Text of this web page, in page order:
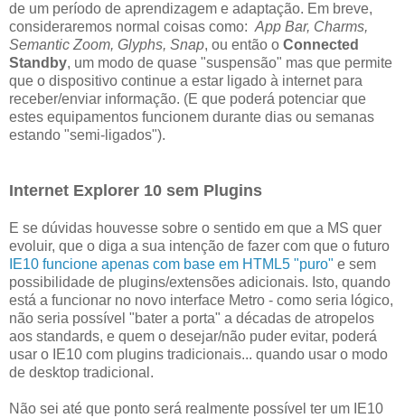
de um período de aprendizagem e adaptação. Em breve,
consideraremos normal coisas como: App Bar, Charms,
Semantic Zoom, Glyphs, Snap, ou então o Connected
Standby, um modo de quase "suspensão" mas que permite
que o dispositivo continue a estar ligado à internet para
receber/enviar informação. (E que poderá potenciar que
estes equipamentos funcionem durante dias ou semanas
estando "semi-ligados").
Internet Explorer 10 sem Plugins
E se dúvidas houvesse sobre o sentido em que a MS quer
evoluir, que o diga a sua intenção de fazer com que o futuro
IE10 funcione apenas com base em HTML5 "puro" e sem
possibilidade de plugins/extensões adicionais. Isto, quando
está a funcionar no novo interface Metro - como seria lógico,
não seria possível "bater a porta" a décadas de atropelos
aos standards, e quem o desejar/não puder evitar, poderá
usar o IE10 com plugins tradicionais... quando usar o modo
de desktop tradicional.
Não sei até que ponto será realmente possível ter um IE10